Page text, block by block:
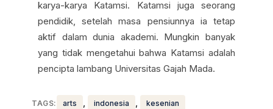
karya-karya Katamsi. Katamsi juga seorang
pendidik, setelah masa pensiunnya ia tetap
aktif dalam dunia akademi. Mungkin banyak
yang tidak mengetahui bahwa Katamsi adalah
pencipta lambang Universitas Gajah Mada.
TAGS: arts , indonesia , kesenian